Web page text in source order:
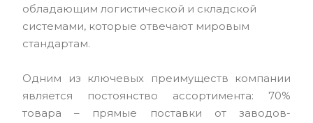
обладающим логистической и складской
системами, которые отвечают мировым
стандартам.
Одним из ключевых преимуществ компании
является постоянство ассортимента: 70%
товара – прямые поставки от заводов-